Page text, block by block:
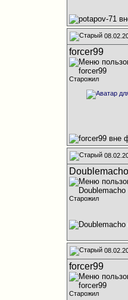
forcer99
Старожил
Doublemacho
Старожил
forcer99
Старожил